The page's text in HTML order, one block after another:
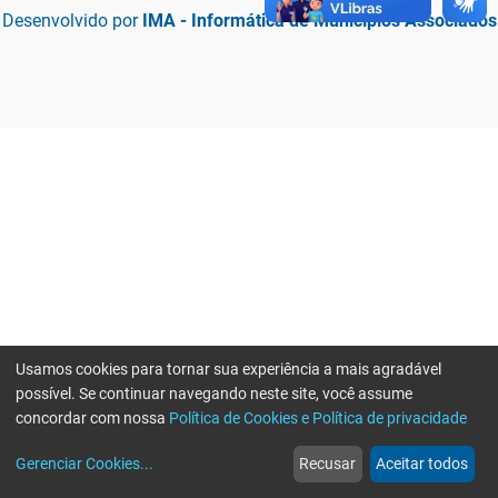
Desenvolvido por IMA - Informática de Municípios Associados
web
Notícias
more_horiz
Mais
Usamos cookies para tornar sua experiência a mais agradável
possível. Se continuar navegando neste site, você assume
concordar com nossa Política de Cookies e Política de privacidade
Gerenciar Cookies... Recusar Aceitar todos
Erro ao enviar informações, por favor tente novamente